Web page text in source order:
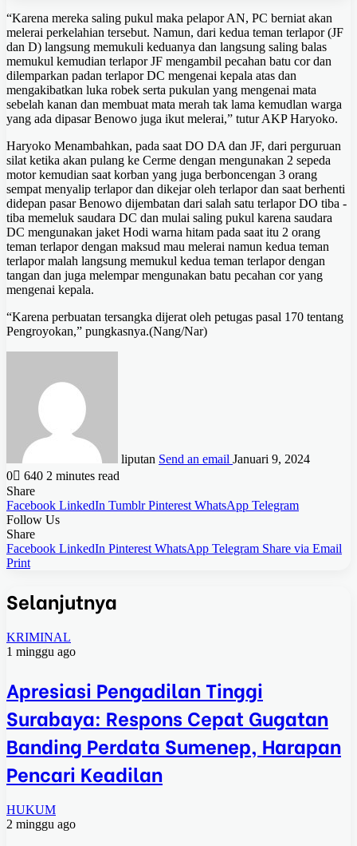
“Karena mereka saling pukul maka pelapor AN, PC berniat akan
melerai perkelahian tersebut. Namun, dari kedua teman terlapor (JF
dan D) langsung memukuli keduanya dan langsung saling balas
memukul kemudian terlapor JF mengambil pecahan batu cor dan
dilemparkan padan terlapor DC mengenai kepala atas dan
mengakibatkan luka robek serta pukulan yang mengenai mata
sebelah kanan dan membuat mata merah tak lama kemudlan warga
yang ada dipasar Benowo juga ikut melerai,” tutur AKP Haryoko.
Haryoko Menambahkan, pada saat DO DA dan JF, dari perguruan
silat ketika akan pulang ke Cerme dengan mengunakan 2 sepeda
motor kemudian saat korban yang juga berboncengan 3 orang
sempat menyalip terlapor dan dikejar oleh terlapor dan saat berhenti
didepan pasar Benowo dijembatan dari salah satu terlapor DO tiba -
tiba memeluk saudara DC dan mulai saling pukul karena saudara
DC mengunakan jaket Hodi warna hitam pada saat itu 2 orang
teman terlapor dengan maksud mau melerai namun kedua teman
terlapor malah langsung memukul kedua teman terlapor dengan
tangan dan juga melempar mengunakan batu pecahan cor yang
mengenai kepala.
“Karena perbuatan tersangka dijerat oleh petugas pasal 170 tentang
Pengroyokan,” pungkasnya.(Nang/Nar)
liputan Send an email Januari 9, 2024
0
640 2 minutes read
Share
Facebook LinkedIn Tumblr Pinterest WhatsApp Telegram
Follow Us
Share
Facebook LinkedIn Pinterest WhatsApp Telegram Share via Email
Print
Selanjutnya
KRIMINAL
1 minggu ago
Apresiasi Pengadilan Tinggi
Surabaya: Respons Cepat Gugatan
Banding Perdata Sumenep, Harapan
Pencari Keadilan
HUKUM
2 minggu ago